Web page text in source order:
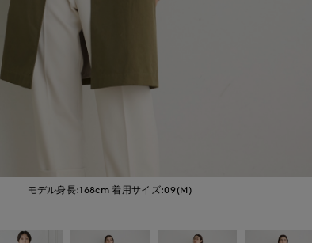
モデル身長:168cm 着用サイズ:09(M)